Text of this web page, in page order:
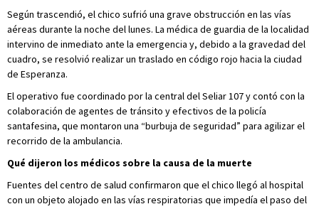
Según trascendió, el chico sufrió una grave obstrucción en las vías
aéreas durante la noche del lunes. La médica de guardia de la localidad
intervino de inmediato ante la emergencia y, debido a la gravedad del
cuadro, se resolvió realizar un traslado en código rojo hacia la ciudad
de Esperanza.
El operativo fue coordinado por la central del Seliar 107 y contó con la
colaboración de agentes de tránsito y efectivos de la policía
santafesina, que montaron una “burbuja de seguridad” para agilizar el
recorrido de la ambulancia.
Qué dijeron los médicos sobre la causa de la muerte
Fuentes del centro de salud confirmaron que el chico llegó al hospital
con un objeto alojado en las vías respiratorias que impedía el paso del